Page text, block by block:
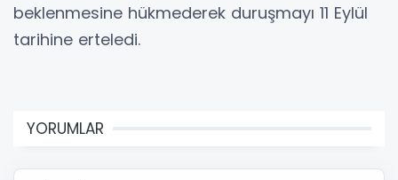
beklenmesine hükmederek duruşmayı 11 Eylül
tarihine erteledi.
YORUMLAR